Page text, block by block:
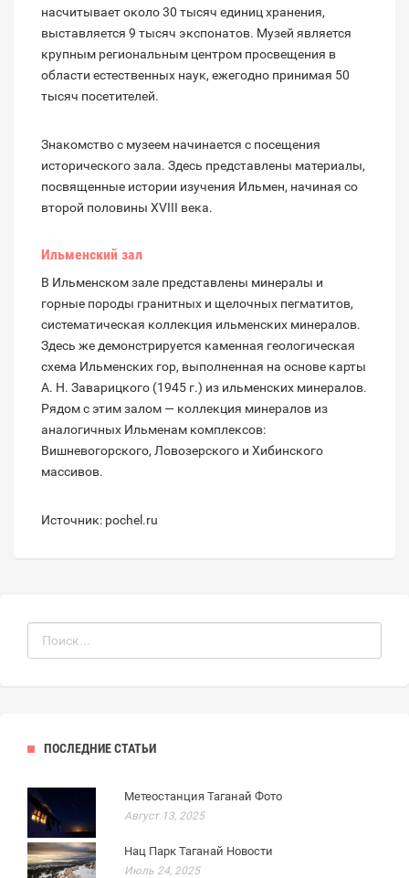
насчитывает около 30 тысяч единиц хранения,
выставляется 9 тысяч экспонатов. Музей является
крупным региональным центром просвещения в
области естественных наук, ежегодно принимая 50
тысяч посетителей.
Знакомство с музеем начинается с посещения
исторического зала. Здесь представлены материалы,
посвященные истории изучения Ильмен, начиная со
второй половины XVIII века.
Ильменский зал
В Ильменском зале представлены минералы и
горные породы гранитных и щелочных пегматитов,
систематическая коллекция ильменских минералов.
Здесь же демонстрируется каменная геологическая
схема Ильменских гор, выполненная на основе карты
А. Н. Заварицкого (1945 г.) из ильменских минералов.
Рядом с этим залом — коллекция минералов из
аналогичных Ильменам комплексов:
Вишневогорского, Ловозерского и Хибинского
массивов.
Источник: pochel.ru
ПОСЛЕДНИЕ СТАТЬИ
Метеостанция Таганай Фото
Август 13, 2025
Нац Парк Таганай Новости
Июль 24, 2025